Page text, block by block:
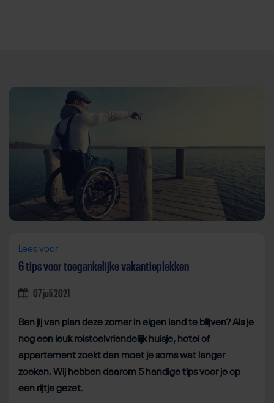
Lees voor
6 tips voor toegankelijke vakantieplekken
07 juli 2021
Ben jij van plan deze zomer in eigen land te blijven? Als je
nog een leuk rolstoelvriendelijk huisje, hotel of
appartement zoekt dan moet je soms wat langer
zoeken. Wij hebben daarom 5 handige tips voor je op
een rijtje gezet.